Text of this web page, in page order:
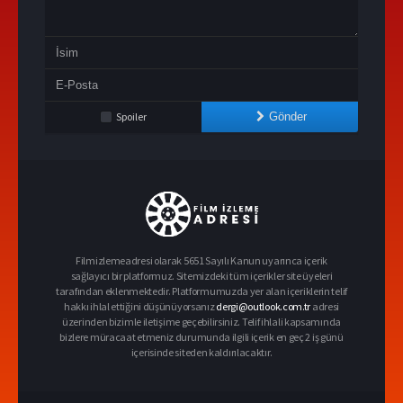
Spoiler Gönder
Filmizlemeadresi olarak 5651 Sayılı Kanun uyarınca içerik
sağlayıcı bir platformuz. Sitemizdeki tüm içerikler site üyeleri
tarafından eklenmektedir. Platformumuzda yer alan içeriklerin telif
hakkı ihlal ettiğini düşünüyorsanızdergi@outlook.com.tr adresi
üzerinden bizimle iletişime geçebilirsiniz. Telif ihlali kapsamında
bizlere müracaat etmeniz durumunda ilgili içerik en geç 2 iş günü
içerisinde siteden kaldırılacaktır.